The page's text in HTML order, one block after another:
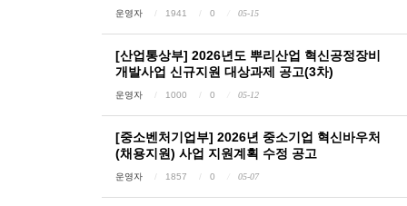
운영자 1941 0 05-15
[산업통상부] 2026년도 뿌리산업 혁신공정장비
개발사업 신규지원 대상과제 공고(3차)
운영자 1000 0 05-12
[중소벤처기업부] 2026년 중소기업 혁신바우처
(채용지원) 사업 지원계획 수정 공고
운영자 1857 0 05-07